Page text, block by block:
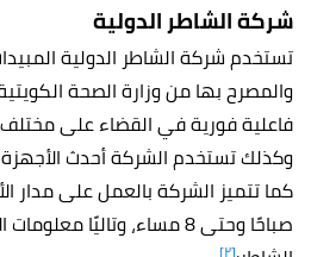
شركة الشاطر الدولية
تستخدم شركة الشاطر الدولية
والمصرح بها من وزارة الصحة
فاعلية فورية في القضاء على مختلف
وكذلك تستخدم الشركة أحدث
صباحًا وحتى 8 مساء، وتاليًا